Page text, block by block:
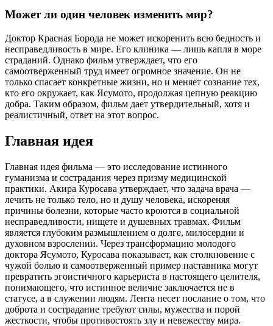
Может ли один человек изменить мир?
Доктор Красная Борода не может искоренить всю бедность и
несправедливость в мире. Его клиника — лишь капля в море
страданий. Однако фильм утверждает, что его
самоотверженный труд имеет огромное значение. Он не
только спасает конкретные жизни, но и меняет сознание тех,
кто его окружает, как Ясумото, продолжая цепную реакцию
добра. Таким образом, фильм дает утвердительный, хотя и
реалистичный, ответ на этот вопрос.
Главная идея
Главная идея фильма — это исследование истинного
гуманизма и сострадания через призму медицинской
практики. Акира Куросава утверждает, что задача врача —
лечить не только тело, но и душу человека, искореняя
причины болезни, которые часто кроются в социальной
несправедливости, нищете и душевных травмах. Фильм
является глубоким размышлением о долге, милосердии и
духовном взрослении. Через трансформацию молодого
доктора Ясумото, Куросава показывает, как столкновение с
чужой болью и самоотверженный пример наставника могут
превратить эгоистичного карьериста в настоящего целителя,
понимающего, что истинное величие заключается не в
статусе, а в служении людям. Лента несет послание о том, что
доброта и сострадание требуют силы, мужества и порой
жесткости, чтобы противостоять злу и невежеству мира.